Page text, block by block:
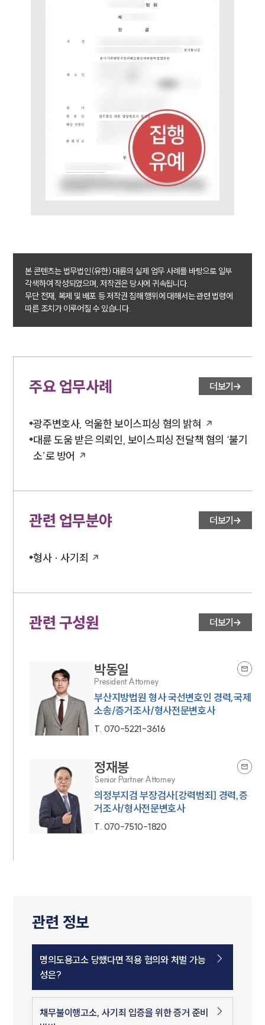
형사 주요 업무사례
사례분석/최신동향
형사소송·상담후기
형사그룹 업무
전체
구성원 소개
언론보도
공지사항
법률 블로그
법률서식
뉴스레터/브로슈어
세미나
대륜법률상담예약
본 콘텐츠는 법무법인(유한) 대륜의 실제 업무 사례를 바탕으로 일부
각색하여 작성되었으며, 저작권은 당사에 귀속됩니다.
무단 전재, 복제 및 배포 등 저작권 침해 행위에 대해서는 관련 법령에
따른 조치가 이루어질 수 있습니다.
주요 업무사례 더보기
광주변호사, 억울한 보이스피싱 혐의 밝혀
대륜 도움 받은 의뢰인, 보이스피싱 전달책 혐의 ‘불기
소’로 방어
관련 업무분야 더보기
형사 · 사기죄
관련 구성원 더보기
박동일
President Attorney
부산지방법원 형사 국선변호인 경력,국제
소송/증거조사/형사전문변호사
T. 070-5221-3616
정재봉
Senior Partner Attorney
의정부지검 부장검사[강력범죄] 경력,증
거조사/형사전문변호사
T. 070-7510-1820
관련 정보
명의도용고소 당했다면 적용 혐의와 처벌 가능
성은?
채무불이행고소, 사기죄 입증을 위한 증거 준비